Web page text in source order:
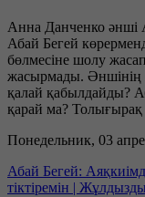
Анна Данченко әнші
Абай Бегей
бөлмесіне шолу
жасырмады. Әншінің
қалай қабылдайды?
қарай ма?
Понедельник, 03
Абай Бегей:
тіктіремін |